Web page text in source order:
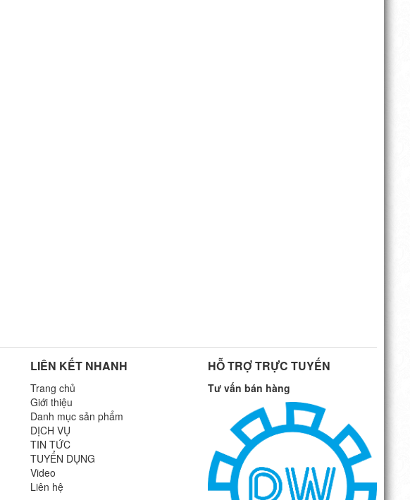
LIÊN KẾT NHANH
Trang chủ
Giới thiệu
Danh mục sản phẩm
DỊCH VỤ
TIN TỨC
TUYỂN DỤNG
Video
Liên hệ
HỖ TRỢ TRỰC TUYẾN
Tư vấn bán hàng